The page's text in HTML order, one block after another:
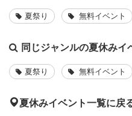
夏祭り 無料イベント
同じジャンルの夏休みイ
夏祭り 無料イベント
夏休みイベント一覧に戻